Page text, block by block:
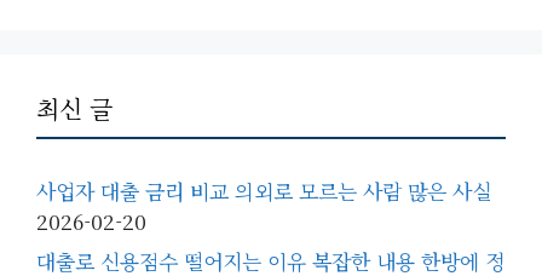
최신 글
사업자 대출 금리 비교 의외로 모르는 사람 많은 사실
2026-02-20
대출로 신용점수 떨어지는 이유 복잡한 내용 한방에 정